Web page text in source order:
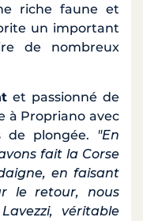
riche faune et
un important
de nombreux
et passionné de
à Propriano avec
de plongée. "En
fait la Corse
en faisant
le retour, nous
véritable